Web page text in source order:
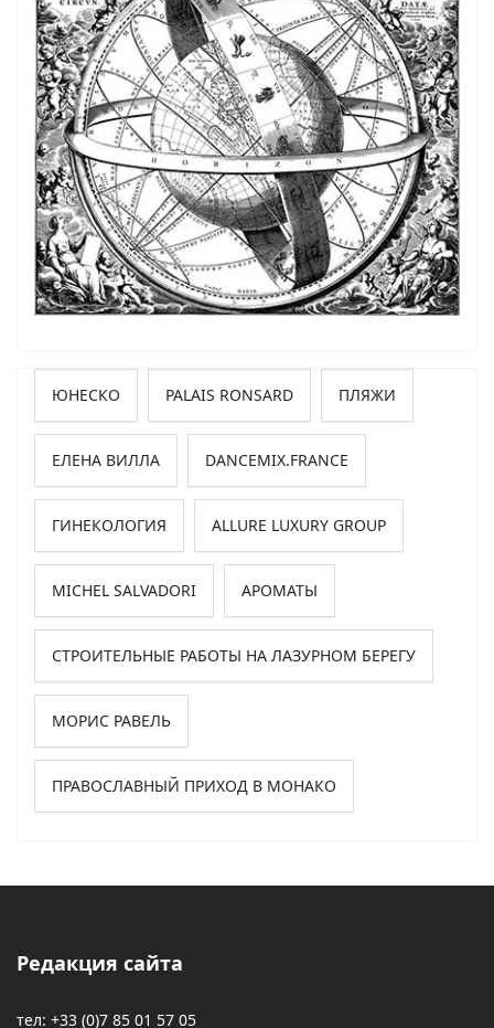
ЮНЕСКО PALAIS RONSARD ПЛЯЖИ
ЕЛЕНА ВИЛЛА DANCEMIX.FRANCE
ГИНЕКОЛОГИЯ ALLURE LUXURY GROUP
MICHEL SALVADORI АРОМАТЫ
СТРОИТЕЛЬНЫЕ РАБОТЫ НА ЛАЗУРНОМ БЕРЕГУ
МОРИС РАВЕЛЬ
ПРАВОСЛАВНЫЙ ПРИХОД В МОНАКО
Редакция сайта
тел: +33 (0)7 85 01 57 05